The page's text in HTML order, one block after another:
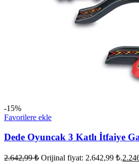
-15%
Favorilere ekle
Dede Oyuncak 3 Katlı İtfaiye
2.642,99₺ Orijinal fiyat: 2.642,99 ₺.